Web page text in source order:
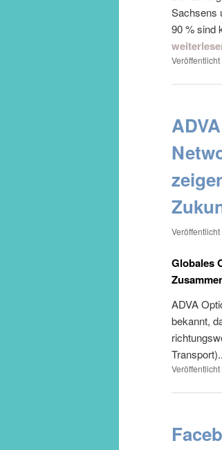
Sachsens
90 % sind
Veröffentlicht
Globales
ADVA
bekannt,